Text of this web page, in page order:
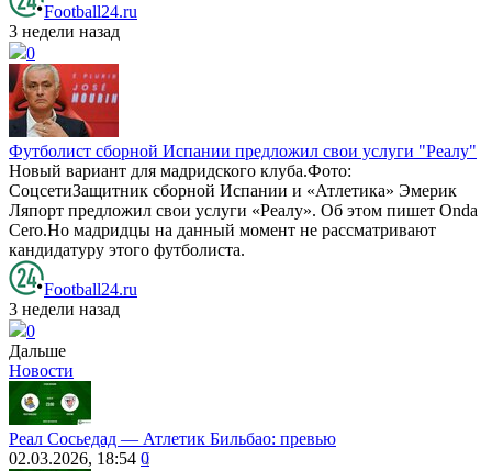
Football24.ru
3 недели назад
0
Футболист сборной Испании предложил свои услуги "Реалу"
Новый вариант для мадридского клуба.Фото:
СоцсетиЗащитник сборной Испании и «Атлетика» Эмерик
Ляпорт предложил свои услуги «Реалу». Об этом пишет Onda
Cero.Но мадридцы на данный момент не рассматривают
кандидатуру этого футболиста.
Football24.ru
3 недели назад
0
Дальше
Новости
Реал Сосьедад ― Атлетик Бильбао: превью
02.03.2026, 18:54 0